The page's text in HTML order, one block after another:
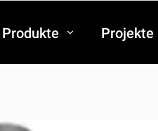
Produkte Projekte